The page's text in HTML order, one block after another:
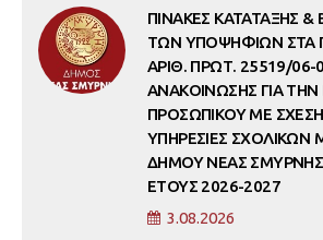
ΠΙΝΑΚΕΣ ΚΑΤΑΤΑΞΗΣ
ΤΩΝ ΥΠΟΨΗΦΙΩΝ ΣΤΑ
ΑΡΙΘ. ΠΡΩΤ. 25519/06-
ΑΝΑΚΟΙΝΩΣΗΣ ΓΙΑ
ΠΡΟΣΩΠΙΚΟΥ ΜΕ
ΥΠΗΡΕΣΙΕΣ
ΔΗΜΟΥ ΝΕΑΣ ΣΜΥΡΝΗΣ
ΕΤΟΥΣ 2026-2027
3.08.2026